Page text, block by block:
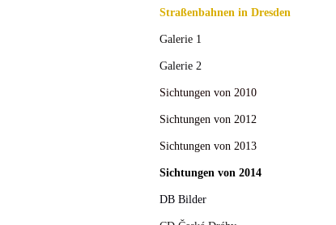
Straßenbahnen in Dresden
Galerie 1
Galerie 2
Sichtungen von 2010
Sichtungen von 2012
Sichtungen von 2013
Sichtungen von 2014
DB Bilder